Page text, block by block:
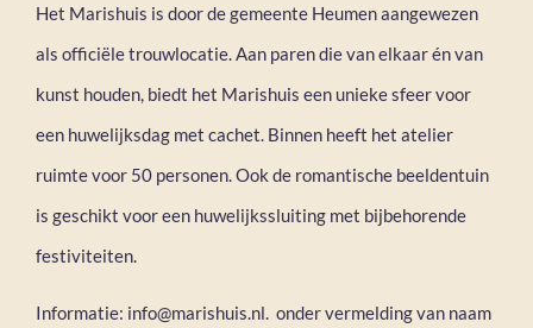
Het Marishuis is door de gemeente Heumen aangewezen
als officiële trouwlocatie. Aan paren die van elkaar én van
kunst houden, biedt het Marishuis een unieke sfeer voor
een huwelijksdag met cachet. Binnen heeft het atelier
ruimte voor 50 personen. Ook de romantische beeldentuin
is geschikt voor een huwelijkssluiting met bijbehorende
festiviteiten.
Informatie: info@marishuis.nl. onder vermelding van naam